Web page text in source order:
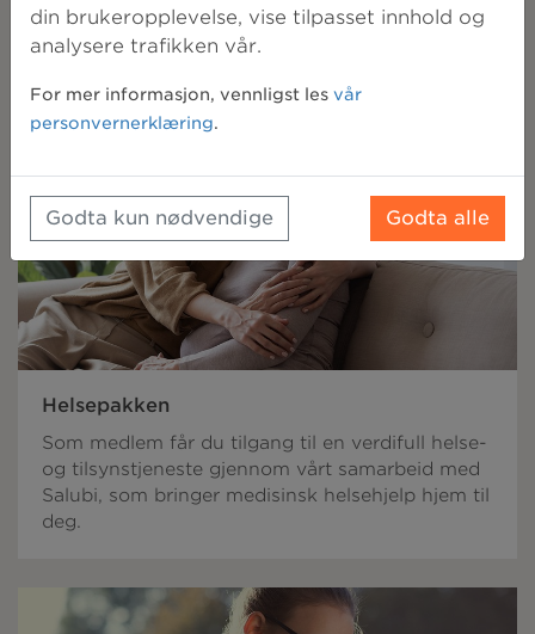
hele sykdomsforløpet.
Helsepakken
Som medlem får du tilgang til en verdifull helse-
og tilsynstjeneste gjennom vårt samarbeid med
Salubi, som bringer medisinsk helsehjelp hjem til
deg.
din brukeropplevelse, vise tilpasset innhold og
analysere trafikken vår.
For mer informasjon, vennligst les vår
personvernerklæring.
Godta kun nødvendige Godta alle